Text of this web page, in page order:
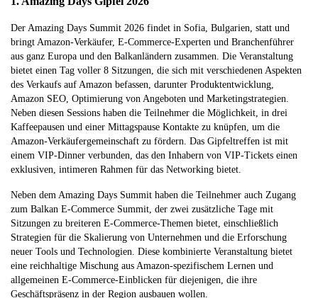
Der Amazing Days Summit 2026 findet in Sofia, Bulgarien, statt und
bringt Amazon-Verkäufer, E-Commerce-Experten und Branchenführer
aus ganz Europa und den Balkanländern zusammen. Die Veranstaltung
bietet einen Tag voller 8 Sitzungen, die sich mit verschiedenen Aspekten
des Verkaufs auf Amazon befassen, darunter Produktentwicklung,
Amazon SEO, Optimierung von Angeboten und Marketingstrategien.
Neben diesen Sessions haben die Teilnehmer die Möglichkeit, in drei
Kaffeepausen und einer Mittagspause Kontakte zu knüpfen, um die
Amazon-Verkäufergemeinschaft zu fördern. Das Gipfeltreffen ist mit
einem VIP-Dinner verbunden, das den Inhabern von VIP-Tickets einen
exklusiven, intimeren Rahmen für das Networking bietet.
Neben dem Amazing Days Summit haben die Teilnehmer auch Zugang
zum Balkan E-Commerce Summit, der zwei zusätzliche Tage mit
Sitzungen zu breiteren E-Commerce-Themen bietet, einschließlich
Strategien für die Skalierung von Unternehmen und die Erforschung
neuer Tools und Technologien. Diese kombinierte Veranstaltung bietet
eine reichhaltige Mischung aus Amazon-spezifischem Lernen und
allgemeinen E-Commerce-Einblicken für diejenigen, die ihre
Geschäftspräsenz in der Region ausbauen wollen.